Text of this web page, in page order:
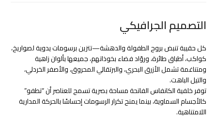
التصميم الجرافيكي
كل حقيبة تنبض بروح الطفولة والدهشة—تتزين برسومات يدوية لصواريخ،
كواكب، أطباق طائرة، وروّاد فضاء بخوذاتهم، جميعها بألوان زاهية
ومتناغمة تشمل الأزرق البحري، والبرتقالي المحروق، والأصفر الخردلي،
والتيل الباهت.
توفر خلفية الكانفاس الفاتحة مساحة بصرية تسمح للعناصر أن “تطفو”
كالأجسام السماوية، بينما يمنح تكرار الرسومات إحساسًا بالحركة المدارية
اللامتناهية.